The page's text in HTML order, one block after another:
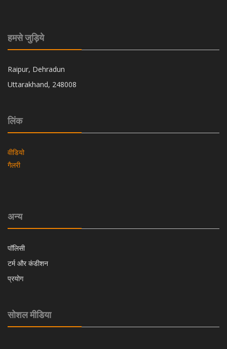
हमसे जुड़िये
Raipur, Dehradun
Uttarakhand, 248008
लिंक
वीडियो
गैलरी
अन्य
पॉलिसी
टर्म और कंडीशन
प्रयोग
सोशल मीडिया